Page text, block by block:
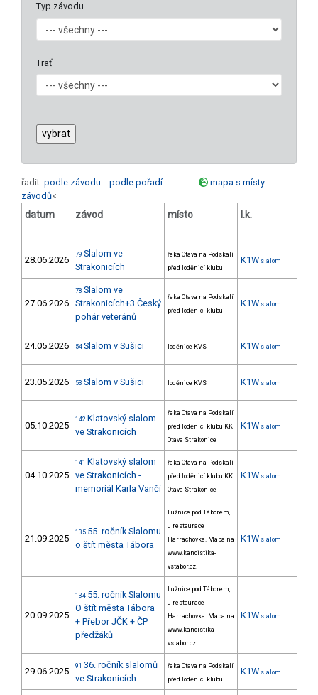
Typ závodu
Trať
řadit: podle závodu podle pořadí
mapa s místy
závodů<
datum závod místo l.k.
28.06.2026 79 Slalom ve
Strakonicích
řeka Otava na Podskalí
před loděnicí klubu
K1W slalom
27.06.2026
78 Slalom ve
Strakonicích+3.Český
pohár veteránů
řeka Otava na Podskalí
před loděnicí klubu
K1W slalom
24.05.2026 54 Slalom v Sušici loděnice KVS K1W slalom
23.05.2026 53 Slalom v Sušici loděnice KVS K1W slalom
05.10.2025
142 Klatovský slalom
ve Strakonicích
řeka Otava na Podskalí
před loděnicí klubu KK
Otava Strakonice
K1W slalom
04.10.2025
141 Klatovský slalom
ve Strakonicích -
memoriál Karla Vanči
řeka Otava na Podskalí
před loděnicí klubu KK
Otava Strakonice
K1W slalom
21.09.2025
135 55. ročník Slalomu
o štít města Tábora
Lužnice pod Táborem,
u restaurace
Harrachovka. Mapa na
www.kanoistika-
vstabor.cz.
K1W slalom
20.09.2025
134 55. ročník Slalomu
O štít města Tábora
+ Přebor JČK + ČP
předžáků
Lužnice pod Táborem,
u restaurace
Harrachovka. Mapa na
www.kanoistika-
vstabor.cz.
K1W slalom
29.06.2025 91 36. ročník slalomů
ve Strakonicích
řeka Otava na Podskalí
před loděnicí klubu
K1W slalom